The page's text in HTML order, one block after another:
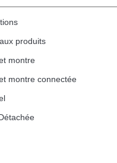
produits
montre
montre connectée